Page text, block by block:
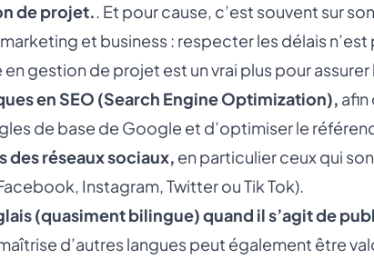
de projet.. Et pour cause, c’est souvent sur
et business : respecter les délais
gestion de projet est un vrai plus pour
en SEO (Search Engine Optimization), afin
de base de Google et d’optimiser le
des réseaux sociaux, en particulier ceux qui
Instagram, Twitter ou Tik Tok).
(quasiment bilingue) quand il s’agit de
d’autres langues peut également être